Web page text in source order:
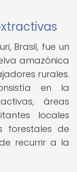
Brasil, fue un
amazónica
rurales.
en la
áreas
locales
forestales de
recurrir a la